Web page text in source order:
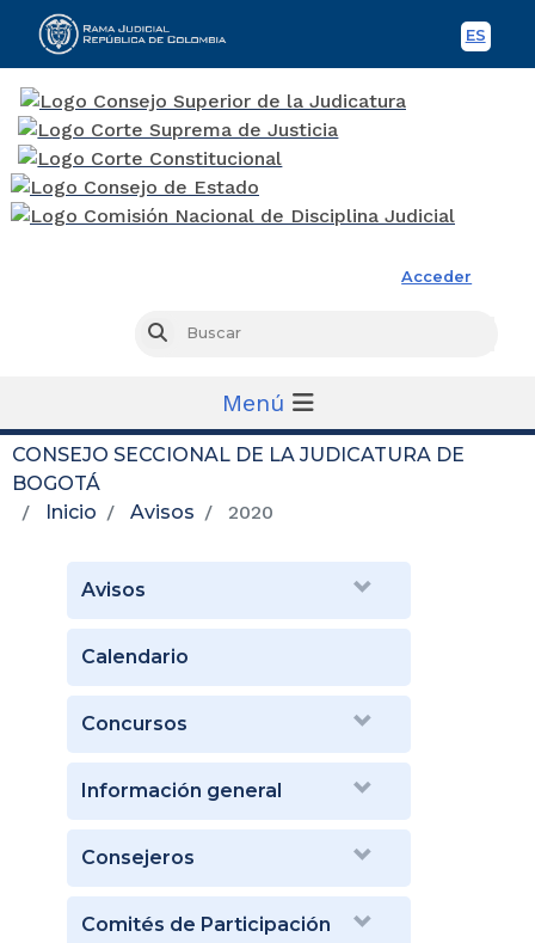
ES
Acceder
Buscar
Menú
CONSEJO SECCIONAL DE LA JUDICATURA DE
BOGOTÁ
Inicio
Avisos 2020
Avisos
Calendario
Concursos
Información general
Consejeros
Comités de Participación